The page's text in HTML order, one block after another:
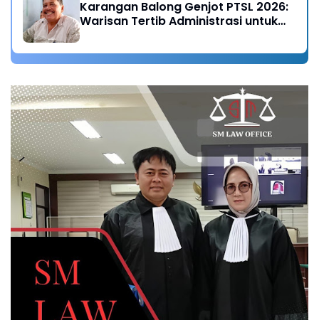
Karangan Balong Genjot PTSL 2026:
Warisan Tertib Administrasi untuk